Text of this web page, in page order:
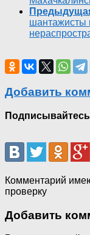
шантажисты
Добавить
Комментарий
проверку
Добавить